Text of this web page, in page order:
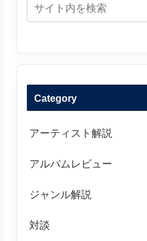
Category
アーティスト解説
アルバムレビュー
ジャンル解説
対談